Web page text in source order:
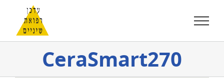
לתוכן
CeraSmart270